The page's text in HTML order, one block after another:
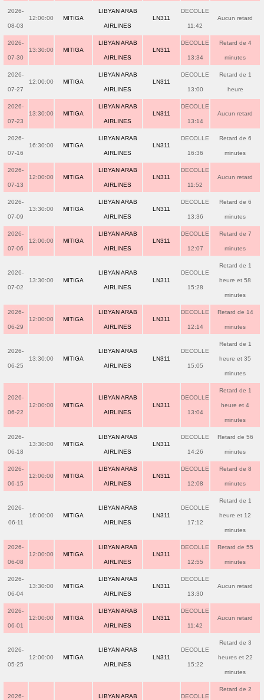
2026-
08-03
12:00:00 MITIGA
LIBYAN ARAB
AIRLINES
LN311
DECOLLE
11:42
Aucun retard
2026-
07-30
13:30:00 MITIGA
LIBYAN ARAB
AIRLINES
LN311
DECOLLE
13:34
Retard de 4
minutes
2026-
07-27
12:00:00 MITIGA
LIBYAN ARAB
AIRLINES
LN311
DECOLLE
13:00
Retard de 1
heure
2026-
07-23
13:30:00 MITIGA
LIBYAN ARAB
AIRLINES
LN311
DECOLLE
13:14
Aucun retard
2026-
07-16
16:30:00 MITIGA
LIBYAN ARAB
AIRLINES
LN311
DECOLLE
16:36
Retard de 6
minutes
2026-
07-13
12:00:00 MITIGA
LIBYAN ARAB
AIRLINES
LN311
DECOLLE
11:52
Aucun retard
2026-
07-09
13:30:00 MITIGA
LIBYAN ARAB
AIRLINES
LN311
DECOLLE
13:36
Retard de 6
minutes
2026-
07-06
12:00:00 MITIGA
LIBYAN ARAB
AIRLINES
LN311
DECOLLE
12:07
Retard de 7
minutes
2026-
07-02
13:30:00 MITIGA
LIBYAN ARAB
AIRLINES
LN311
DECOLLE
15:28
Retard de 1
heure et 58
minutes
2026-
06-29
12:00:00 MITIGA
LIBYAN ARAB
AIRLINES
LN311
DECOLLE
12:14
Retard de 14
minutes
2026-
06-25
13:30:00 MITIGA
LIBYAN ARAB
AIRLINES
LN311
DECOLLE
15:05
Retard de 1
heure et 35
minutes
2026-
06-22
12:00:00 MITIGA
LIBYAN ARAB
AIRLINES
LN311
DECOLLE
13:04
Retard de 1
heure et 4
minutes
2026-
06-18
13:30:00 MITIGA
LIBYAN ARAB
AIRLINES
LN311
DECOLLE
14:26
Retard de 56
minutes
2026-
06-15
12:00:00 MITIGA
LIBYAN ARAB
AIRLINES
LN311
DECOLLE
12:08
Retard de 8
minutes
2026-
06-11
16:00:00 MITIGA
LIBYAN ARAB
AIRLINES
LN311
DECOLLE
17:12
Retard de 1
heure et 12
minutes
2026-
06-08
12:00:00 MITIGA
LIBYAN ARAB
AIRLINES
LN311
DECOLLE
12:55
Retard de 55
minutes
2026-
06-04
13:30:00 MITIGA
LIBYAN ARAB
AIRLINES
LN311
DECOLLE
13:30
Aucun retard
2026-
06-01
12:00:00 MITIGA
LIBYAN ARAB
AIRLINES
LN311
DECOLLE
11:42
Aucun retard
2026-
05-25
12:00:00 MITIGA
LIBYAN ARAB
AIRLINES
LN311
DECOLLE
15:22
Retard de 3
heures et 22
minutes
2026- LIBYAN ARAB DECOLLE
Retard de 2